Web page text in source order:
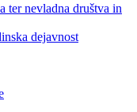
ter nevladna društva in
dejavnost